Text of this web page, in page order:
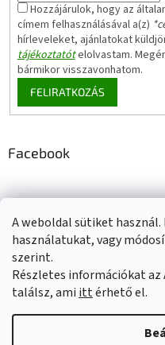
A weboldal sütiket használ.
használatukat, vagy
szerint.
Részletes információkat
találsz, ami ittérhető el.
Hozzájárulok, hogy az
címem felhasználásával a(z)
hírleveleket, ajánlatokat
tájékoztatótelolvastam.
bármikor visszavonhatom.
FELIRATKOZÁS
Facebook
Adatkezelési tájékoztató
Üzleti feltételek